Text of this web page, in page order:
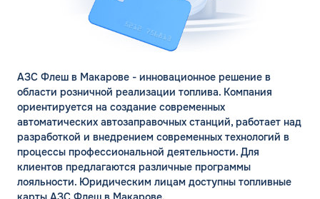
АЗС Флеш в Макарове - инновационное решение в
области розничной реализации топлива. Компания
ориентируется на создание современных
автоматических автозаправочных станций, работает над
разработкой и внедрением современных технологий в
процессы профессиональной деятельности. Для
клиентов предлагаются различные программы
лояльности. Юридическим лицам доступны топливные